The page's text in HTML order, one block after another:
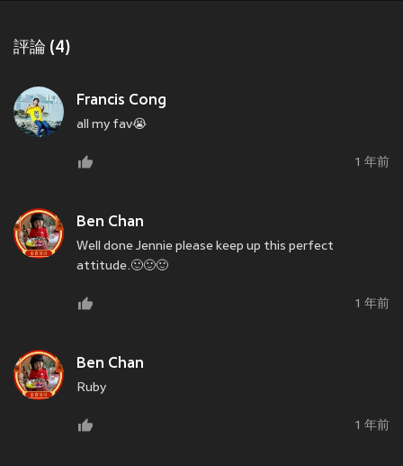
評論 (4)
Francis Cong
all my fav😭
1 年前
Ben Chan
Well done Jennie please keep up this perfect
attitude.🙂🙂🙂
1 年前
Ben Chan
Ruby
1 年前